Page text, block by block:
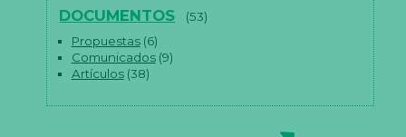
DOCUMENTOS
(53)
Propuestas(6)
Comunicados(9)
Artículos(38)